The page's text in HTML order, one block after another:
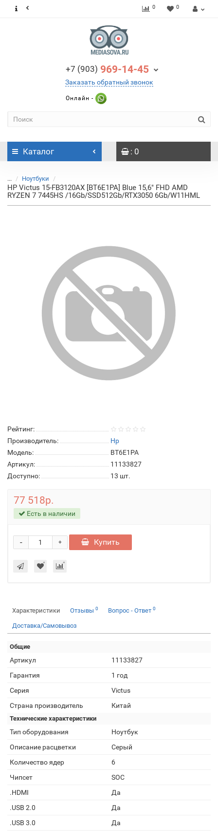
0 0
+7 (903) 969-14-45
Заказать обратный звонок
Онлайн -
Каталог : 0
... Ноутбуки
HP Victus 15-FB3120AX [BT6E1PA] Blue 15,6" FHD AMD
RYZEN 7 7445HS /16Gb/SSD512Gb/RTX3050 6Gb/W11HML
Рейтинг:
Производитель:
Hp
Модель:
BT6E1PA
Артикул:
11133827
Доступно:
13 шт.
77 518р.
Есть в наличии
+
- Купить
Характеристики Отзывы 0 Вопрос - Ответ 0
Доставка/Самовывоз
Общие
Артикул
11133827
Гарантия
1 год
Серия
Victus
Страна производитель
Китай
Технические характеристики
Тип оборудования
Ноутбук
Описание расцветки
Серый
Количество ядер
6
Чипсет
SOC
.HDMI
Да
.USB 2.0
Да
.USB 3.0
Да